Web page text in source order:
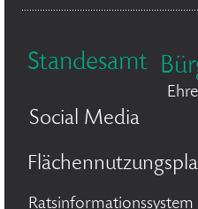
Standesamt
Social Media
Ratsinformationssystem